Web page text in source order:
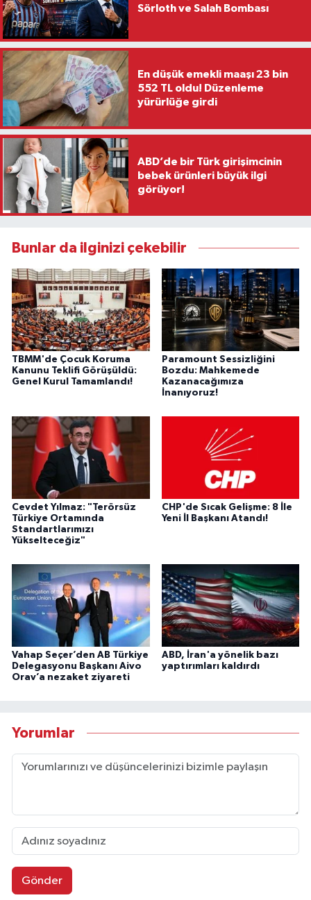
Sörloth ve Salah Bombası
En düşük emekli maaşı 23 bin
552 TL oldu! Düzenleme
yürürlüğe girdi
ABD’de bir Türk girişimcinin
bebek ürünleri büyük ilgi
görüyor!
Bunlar da ilginizi çekebilir
TBMM'de Çocuk Koruma
Kanunu Teklifi Görüşüldü:
Genel Kurul Tamamlandı!
Paramount Sessizliğini
Bozdu: Mahkemede
Kazanacağımıza
İnanıyoruz!
Cevdet Yılmaz: "Terörsüz
Türkiye Ortamında
Standartlarımızı
Yükselteceğiz"
CHP'de Sıcak Gelişme: 8 İle
Yeni İl Başkanı Atandı!
Vahap Seçer’den AB Türkiye
Delegasyonu Başkanı Aivo
Orav’a nezaket ziyareti
ABD, İran'a yönelik bazı
yaptırımları kaldırdı
Yorumlar
Gönder